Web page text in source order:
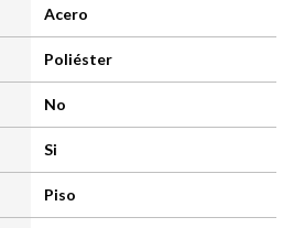
Acero
Poliéster
No
Si
Piso